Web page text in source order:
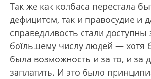
Так же как колбаса перестала
дефицитом, так и правосудие и
справедливость стали доступны
боїльшему числу людей — хотя
была возможность и за то, и за
заплатить. И это было